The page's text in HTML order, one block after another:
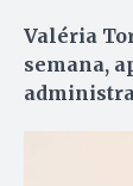
Valéria
semana,